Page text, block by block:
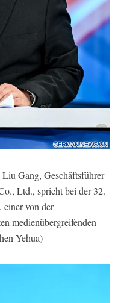
Gang, Geschäftsführer
Ltd., spricht bei der 32.
einer von der
medienübergreifenden
Yehua)